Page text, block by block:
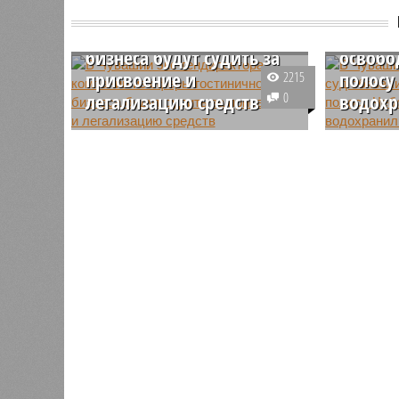
из сферы гостиничного
бизнеса будут судить за
присвоение и
легализацию средств
В Чувашии будут судить экс-
2215
0
В
через